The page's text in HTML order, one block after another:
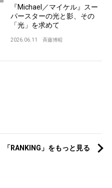
『Michael／マイケル』スー
パースターの光と影、その
「光」を求めて
2026.06.11 斉藤博昭
「RANKING」をもっと見る